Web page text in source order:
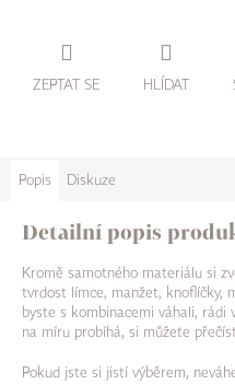
ZEPTAT SE HLÍDAT
Popis Diskuze
Detailní popis
Kromě samotného materiálu si
tvrdost límce, manžet, knoflíčky,
byste s kombinacemi váhali,
na míru probíhá, si můžete
Pokud jste si jistí výběrem,